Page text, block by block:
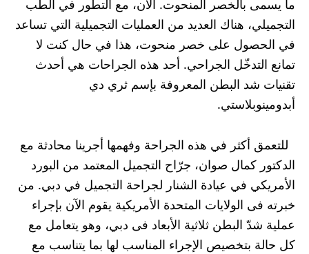
ما يسمى بالخصر المنحوت. الآن، مع التطور في الطب
التجميلي، هناك العديد من العمليات التجميلية التي تساعد
في الحصول على خصر منحوت، هذا في حال كنت لا
تمانع التدخّل الجراحي. أحد هذه الجراحات هي أحدث
تقنيات شد البطن المعروفة بإسم ثري دي
أبدومينوبلاستي.
للتعمق أكثر في هذه الجراحة وفهمها أجرينا محادثة مع
الدكتور كمال صوان، جرّاح التجميل المعتمد من البورد
الأمريكي في عيادة الشنار لجراحة التجميل في دبي. من
خبرته فى الولايات المتحدة الأمريكية يقوم الآن بإجراء
عملية شدّ البطن ثلاثية الأبعاد فى دبي، وهو يتعامل مع
كل حالة بتخصيص الإجراء المناسب لها بما يتناسب مع